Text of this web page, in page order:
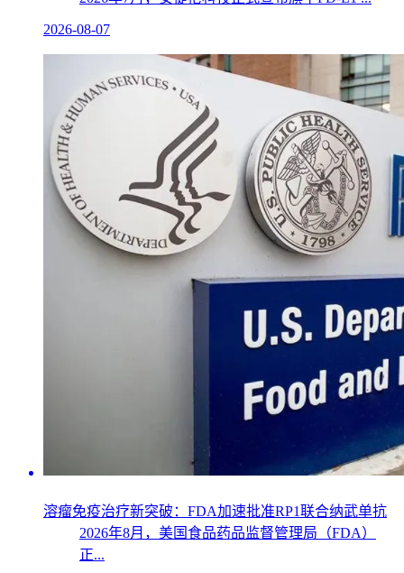
2026-08-07
溶瘤免疫治疗新突破：FDA加速批准RP1联合纳武单抗
2026年8月，美国食品药品监督管理局（FDA）
正...